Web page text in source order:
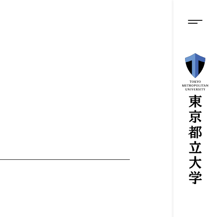
ン
ン
ツ
に
ス
キ
ッ
プ
メニ